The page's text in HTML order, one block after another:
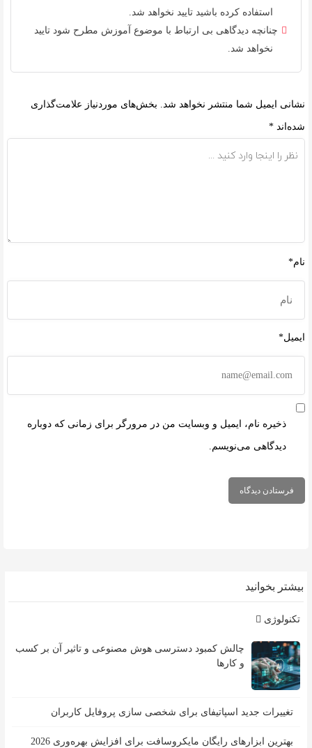
استفاده کرده باشید تایید نخواهد شد.
چنانچه دیدگاهی بی ارتباط با موضوع آموزش مطرح شود تایید
نخواهد شد.
نشانی ایمیل شما منتشر نخواهد شد. بخش‌های موردنیاز علامت‌گذاری
شده‌اند *
نام*
ایمیل*
ذخیره نام، ایمیل و وبسایت من در مرورگر برای زمانی که دوباره
دیدگاهی می‌نویسم.
بیشتر بخوانید
تکنولوژی
چالش کمبود دسترسی هوش مصنوعی و تاثیر آن بر کسب
و کارها
تغییرات جدید اسپاتیفای برای شخصی سازی پروفایل کاربران
بهترین ابزارهای رایگان مایکروسافت برای افزایش بهره‌وری 2026